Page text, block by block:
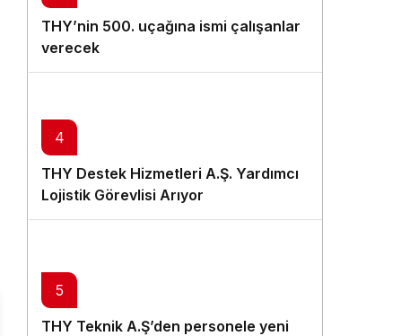
THY’nin 500. uçağına ismi çalışanlar
verecek
4
THY Destek Hizmetleri A.Ş. Yardımcı
Lojistik Görevlisi Arıyor
5
THY Teknik A.Ş’den personele yeni